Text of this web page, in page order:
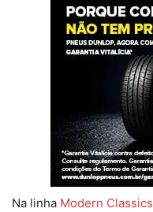
Na linha Modern Classics